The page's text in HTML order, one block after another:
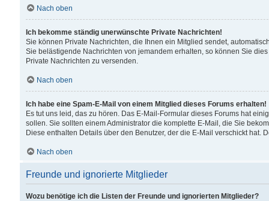
Nach oben
Ich bekomme ständig unerwünschte Private Nachrichten!
Sie können Private Nachrichten, die Ihnen ein Mitglied sendet,
Sie belästigende Nachrichten von jemandem erhalten, so können Sie
Private Nachrichten zu versenden.
Nach oben
Ich habe eine Spam-E-Mail von einem Mitglied dieses Forums erhalten!
Es tut uns leid, das zu hören. Das E-Mail-Formular dieses Forums hat
sollen. Sie sollten einem Administrator die komplette E-Mail, die Sie
Diese enthalten Details über den Benutzer, der die E-Mail verschickt hat.
Nach oben
Freunde und ignorierte Mitglieder
Wozu benötige ich die Listen der Freunde und ignorierten Mitglieder?